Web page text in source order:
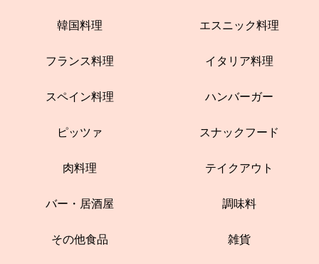
韓国料理 エスニック料理
フランス料理 イタリア料理
スペイン料理 ハンバーガー
ピッツァ スナックフード
肉料理 テイクアウト
バー・居酒屋 調味料
その他食品 雑貨